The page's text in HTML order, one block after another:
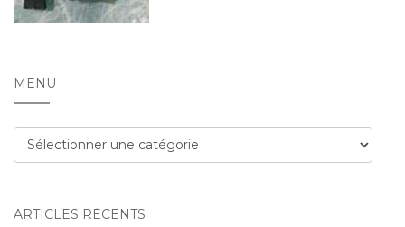
MENU
Menu
ARTICLES RÉCENTS